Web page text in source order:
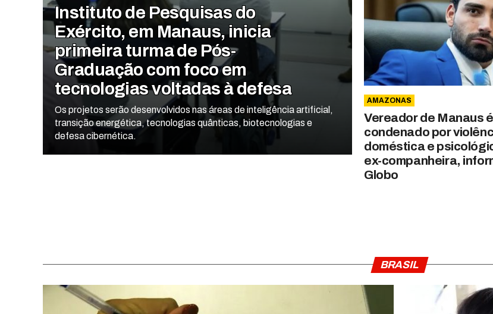
Instituto de Pesquisas do
Exército, em Manaus, inicia
primeira turma de Pós-
Graduação com foco em
tecnologias voltadas à defesa
Os projetos serão desenvolvidos nas áreas de inteligência artificial,
transição energética, tecnologias quânticas, biotecnologias e
defesa cibernética.
AMAZONAS
Vereador de Manaus é
condenado por
doméstica e
ex-companheira,
Globo
BRASIL